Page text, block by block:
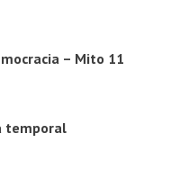
– Mito 11
temporal